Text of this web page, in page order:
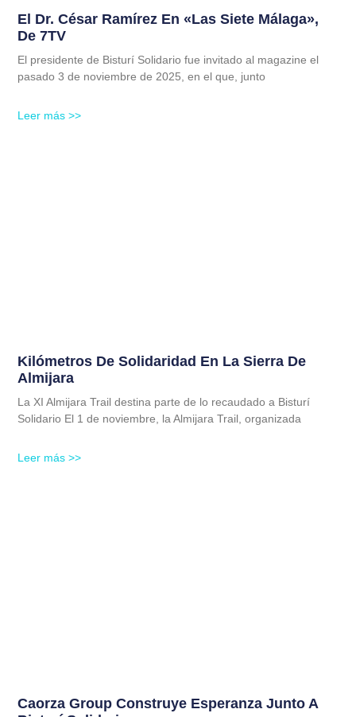
El Dr. César Ramírez En «Las Siete Málaga»,
De 7TV
El presidente de Bisturí Solidario fue invitado al magazine el
pasado 3 de noviembre de 2025, en el que, junto
Leer más >>
Kilómetros De Solidaridad En La Sierra De
Almijara
La XI Almijara Trail destina parte de lo recaudado a Bisturí
Solidario El 1 de noviembre, la Almijara Trail, organizada
Leer más >>
Caorza Group Construye Esperanza Junto A